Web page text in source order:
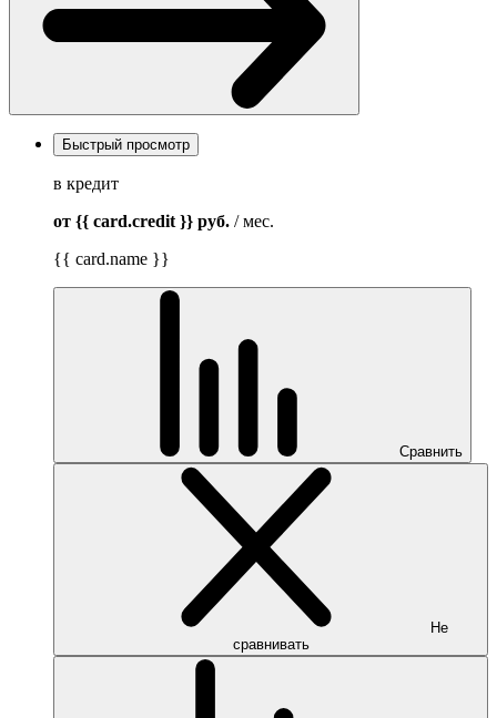
Быстрый просмотр
в кредит
от {{ card.credit }} руб. / мес.
{{ card.name }}
Сравнить
Не
сравнивать